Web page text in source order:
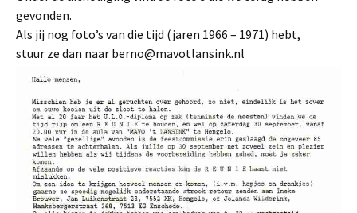
gevonden.
Als jij nog foto’s van die tijd (jaren 1966 – 1971) hebt,
stuur ze dan naar berno@mavotlansink.nl